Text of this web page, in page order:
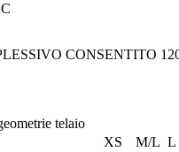
CONSENTITO
XS M/L L